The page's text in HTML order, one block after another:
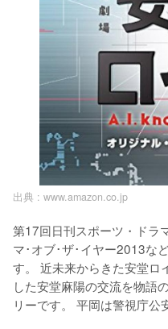
出典 : www.amazon.co.jp
第17回日刊スポーツ・ドラ
マ･オブ･ザ･イヤー2013な
す。 近未来からきた安堂ロ
した安堂麻陽の交流を物語
リーです。 平岡は警視庁公